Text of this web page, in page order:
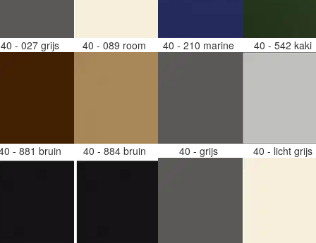
40 - 027 grijs 40 - 089 room 40 - 210 marine 40 - 542 kaki
- 881 bruin 40 - 884 bruin 40 - grijs 40 - licht grijs